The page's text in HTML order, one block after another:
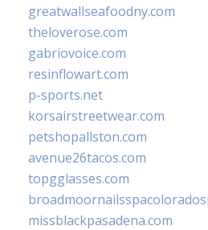
greatwallseafoodny.com
theloverose.com
gabriovoice.com
resinflowart.com
p-sports.net
korsairstreetwear.com
petshopallston.com
avenue26tacos.com
topgglasses.com
missblackpasadena.com